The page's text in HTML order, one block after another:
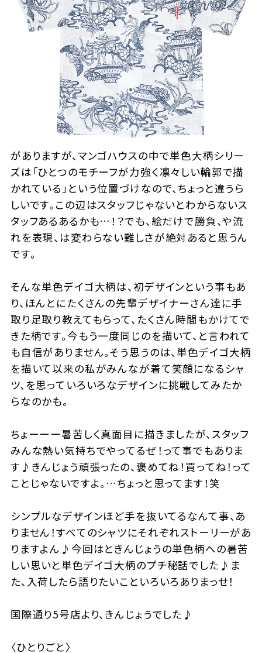
がありますが、マンゴハウスの中で単色大柄シリー
ズは「ひとつのモチーフが力強く凛々しい輪郭で描
かれている」という位置づけなので、ちょっと違うら
しいです。この辺はスタッフじゃないとわからないス
タッフあるあるかも…！？でも、絵だけで勝負、や流
れを表現、は変わらない難しさが絶対あると思うん
です。
そんな単色デイゴ大柄は、初デザインという事もあ
り、ほんとにたくさんの先輩デザイナーさん達に手
取り足取り教えてもらって、たくさん時間もかけてで
きた柄です。今もう一度同じのを描いて、と言われて
も自信がありません。そう思うのは、単色デイゴ大柄
を描いて以来の私がみんなが着て笑顔になるシャ
ツ、を思っていろいろなデザインに挑戦してみたか
らなのかも。
ちょーーー暑苦しく真面目に描きましたが、スタッフ
みんな熱い気持ちでやってるぜ！って事でもありま
す♪きんじょう頑張ったの、褒めてね！買ってね！って
ことじゃないですよ。…ちょっと思ってます！笑
シンプルなデザインほど手を抜いてるなんて事、あ
りません！すべてのシャツにそれぞれストーリーがあ
りますよん♪今回はときんじょうの単色柄への暑苦
しい思いと単色デイゴ大柄のプチ秘話でした♪ま
た、入荷したら語りたいこといろいろありまっせ！
国際通り5号店より、きんじょうでした♪
〈ひとりごと〉